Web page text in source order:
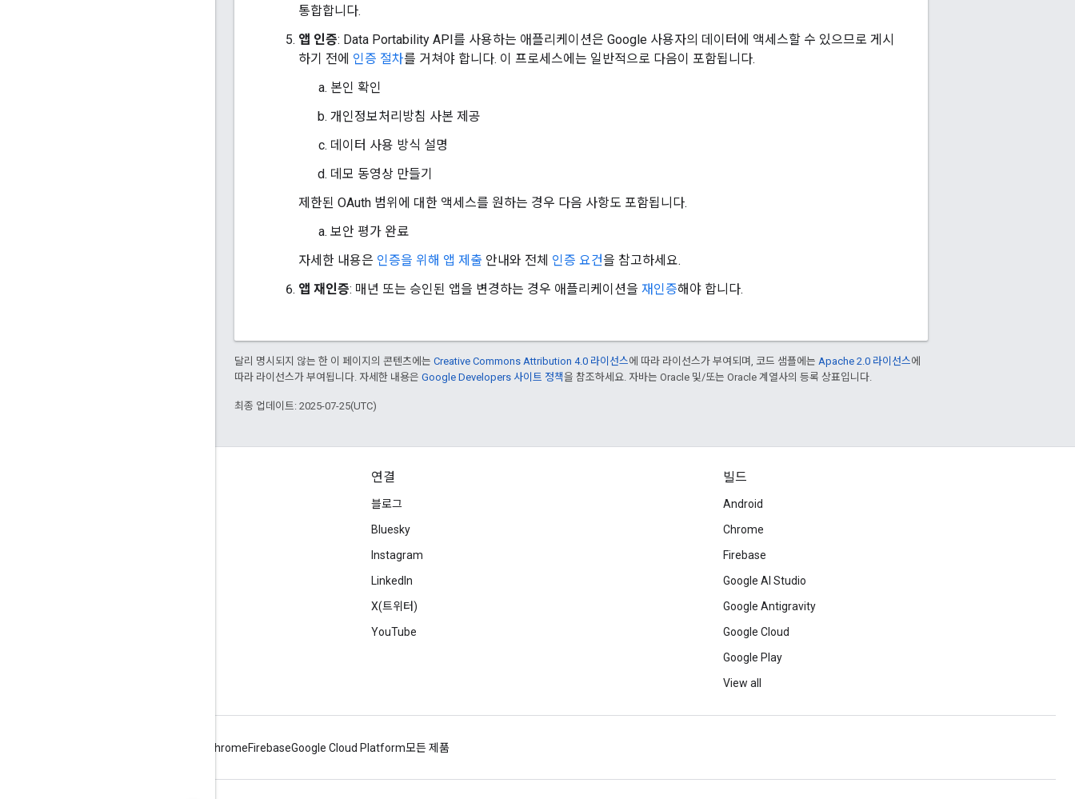
통합합니다.
앱 인증: Data Portability API를 사용하는 애플리케이션은 Google 사용자의 데이터에 액세스할 수 있으므로 게시
하기 전에 인증 절차를 거쳐야 합니다. 이 프로세스에는 일반적으로 다음이 포함됩니다.
본인 확인
개인정보처리방침 사본 제공
데이터 사용 방식 설명
데모 동영상 만들기
제한된 OAuth 범위에 대한 액세스를 원하는 경우 다음 사항도 포함됩니다.
보안 평가 완료
자세한 내용은 인증을 위해 앱 제출 안내와 전체 인증 요건을 참고하세요.
앱 재인증: 매년 또는 승인된 앱을 변경하는 경우 애플리케이션을 재인증해야 합니다.
달리 명시되지 않는 한 이 페이지의 콘텐츠에는 Creative Commons Attribution 4.0 라이선스에 따라 라이선스가 부여되며, 코드 샘플에는 Apache 2.0 라이선스에
따라 라이선스가 부여됩니다. 자세한 내용은 Google Developers 사이트 정책을 참조하세요. 자바는 Oracle 및/또는 Oracle 계열사의 등록 상표입니다.
최종 업데이트: 2025-07-25(UTC)
연결
블로그
Bluesky
Instagram
LinkedIn
X(트위터)
YouTube
빌드
Android
Chrome
Firebase
Google AI Studio
Google Antigravity
Google Cloud
Google Play
View all
ChromeFirebaseGoogle Cloud Platform모든 제품